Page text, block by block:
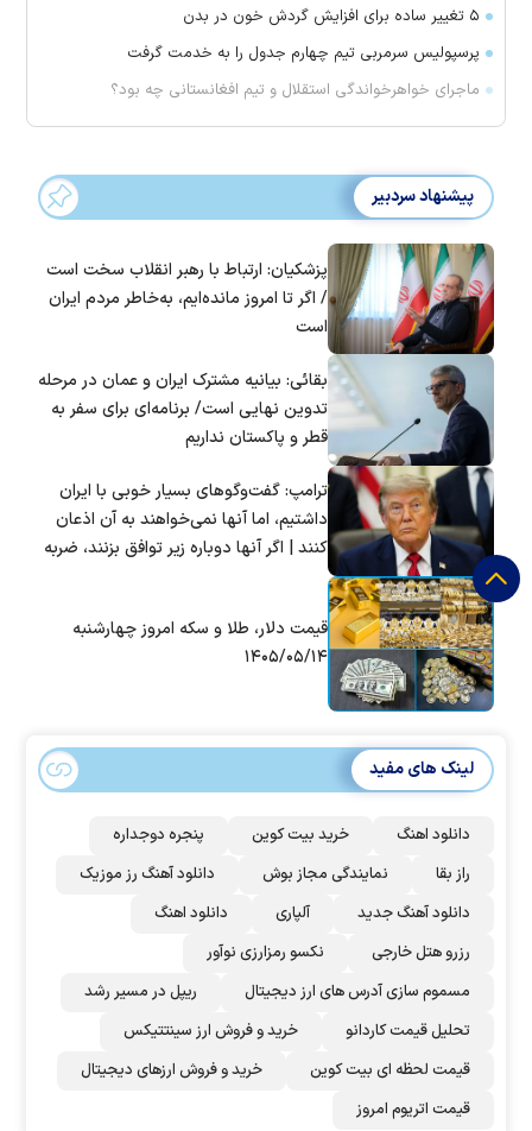
۵ تغییر ساده برای افزایش گردش خون در بدن
پرسپولیس سرمربی تیم چهارم جدول را به خدمت گرفت
ماجرای خواهرخواندگی استقلال و تیم افغانستانی چه بود؟
پیشنهاد سردبیر
پزشکیان: ارتباط با رهبر انقلاب سخت است
/ اگر تا امروز مانده‌ایم، به‌خاطر مردم ایران
است
بقائی: بیانیه مشترک ایران و عمان در مرحله
تدوین نهایی است/ برنامه‌ای برای سفر به
قطر و پاکستان نداریم
ترامپ: گفت‌و‌گو‌های بسیار خوبی با ایران
داشتیم، اما آنها نمی‌خواهند به آن اذعان
کنند | اگر آنها دوباره زیر توافق بزنند، ضربه
قیمت دلار، طلا و سکه امروز چهارشنبه
۱۴۰۵/۰۵/۱۴
لینک های مفید
دانلود اهنگ خرید بیت کوین
پنجره دوجداره
راز بقا
نمایندگی مجاز بوش
دانلود آهنگ رز‌ موزیک
دانلود آهنگ جدید
آلپاری
دانلود اهنگ
رزرو هتل خارجی
نکسو رمزارزی نوآور
مسموم سازی آدرس های ارز دیجیتال
ریپل در مسیر رشد
تحلیل قیمت کاردانو
خرید و فروش ارز سینتتیکس
قیمت لحظه ای بیت کوین
خرید و فروش ارزهای دیجیتال
قیمت اتریوم امروز